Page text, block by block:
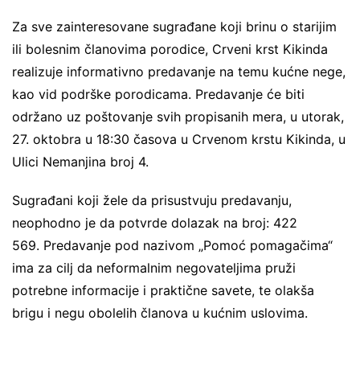
Za sve zainteresovane sugrađane koji brinu o starijim
ili bolesnim članovima porodice, Crveni krst Kikinda
realizuje informativno predavanje na temu kućne nege,
kao vid podrške porodicama. Predavanje će biti
održano uz poštovanje svih propisanih mera, u utorak,
27. oktobra u 18:30 časova u Crvenom krstu Kikinda, u
Ulici Nemanjina broj 4.
Sugrađani koji žele da prisustvuju predavanju,
neophodno je da potvrde dolazak na broj: 422
569. Predavanje pod nazivom „Pomoć pomagačima“
ima za cilj da neformalnim negovateljima pruži
potrebne informacije i praktične savete, te olakša
brigu i negu obolelih članova u kućnim uslovima.